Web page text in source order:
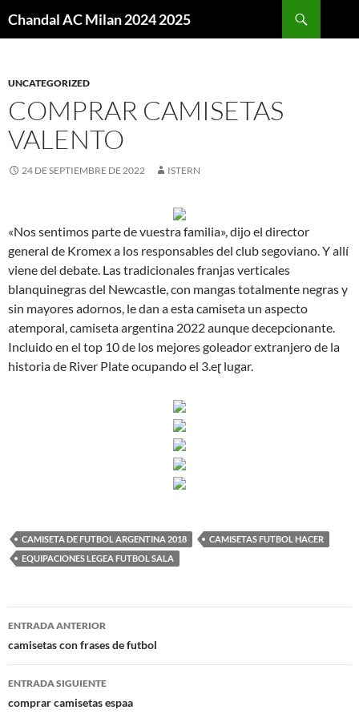
Chandal AC Milan 2024 2025
UNCATEGORIZED
COMPRAR CAMISETAS
VALENTO
24 DE SEPTIEMBRE DE 2022 ISTERN
«Nos sentimos parte de vuestra familia», dijo el director
general de Kromex a los responsables del club segoviano. Y allí
viene del debate. Las tradicionales franjas verticales
blanquinegras del Newcastle, con mangas totalmente negras y
sin mayores adornos, le dan a esta camiseta un aspecto
atemporal, camiseta argentina 2022 aunque decepcionante.
Incluido en el top 10 de los mejores goleador extranjero de la
historia de River Plate ocupando el 3.eɽ lugar.
CAMISETA DE FUTBOL ARGENTINA 2018
CAMISETAS FUTBOL HACER
EQUIPACIONES LEGEA FUTBOL SALA
Navegación
de
entradas
ENTRADA ANTERIOR
camisetas con frases de futbol
ENTRADA SIGUIENTE
comprar camisetas espaa